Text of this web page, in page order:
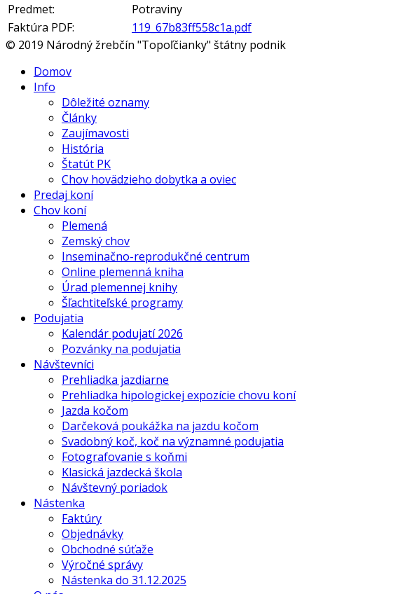
Predmet:
Potraviny
Faktúra PDF:
119_67b83ff558c1a.pdf
© 2019 Národný žrebčín "Topoľčianky" štátny podnik
Domov
Info
Dôležité oznamy
Články
Zaujímavosti
História
Štatút PK
Chov hovädzieho dobytka a oviec
Predaj koní
Chov koní
Plemená
Zemský chov
Inseminačno-reprodukčné centrum
Online plemenná kniha
Úrad plemennej knihy
Šľachtiteľské programy
Podujatia
Kalendár podujatí 2026
Pozvánky na podujatia
Návštevníci
Prehliadka jazdiarne
Prehliadka hipologickej expozície chovu koní
Jazda kočom
Darčeková poukážka na jazdu kočom
Svadobný koč, koč na významné podujatia
Fotografovanie s koňmi
Klasická jazdecká škola
Návštevný poriadok
Nástenka
Faktúry
Objednávky
Obchodné súťaže
Výročné správy
Nástenka do 31.12.2025